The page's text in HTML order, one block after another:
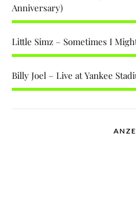
Anniversary)
Little Simz – Sometimes I
Billy Joel – Live at Yankee